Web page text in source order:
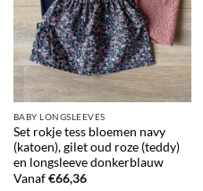
BABY LONGSLEEVES
Set rokje tess bloemen navy
(katoen), gilet oud roze (teddy)
en longsleeve donkerblauw
Vanaf €66,36